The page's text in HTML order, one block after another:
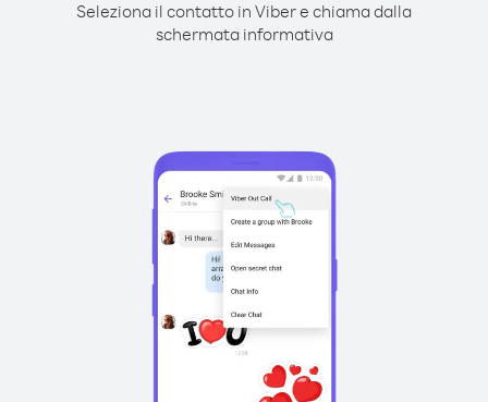
Seleziona il contatto in Viber e chiama dalla
schermata informativa